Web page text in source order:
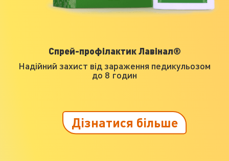
Спрей-профілактик Лавінал®
Надійний захист від зараження педикульозом
до 8 годин
Дізнатися більше